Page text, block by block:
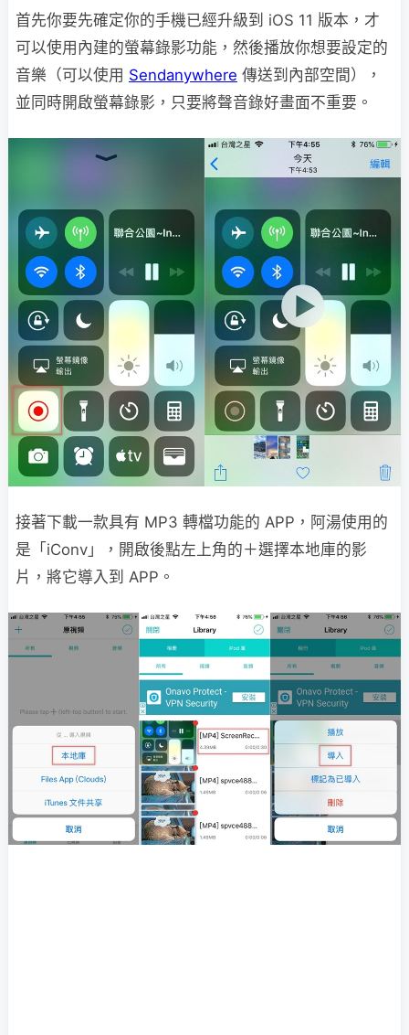
首先你要先確定你的手機已經升級到 iOS 11 版本，才
可以使用內建的螢幕錄影功能，然後播放你想要設定的
音樂（可以使用 Sendanywhere 傳送到內部空間），
並同時開啟螢幕錄影，只要將聲音錄好畫面不重要。
接著下載一款具有 MP3 轉檔功能的 APP，阿湯使用的
是「iConv」，開啟後點左上角的＋選擇本地庫的影
片，將它導入到 APP。